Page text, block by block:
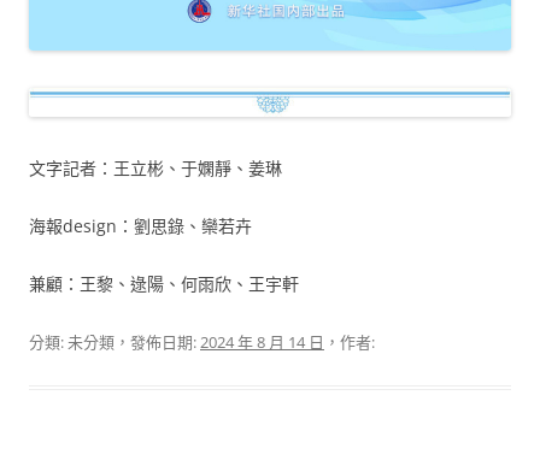
文字記者：王立彬、于嫻靜、姜琳
海報design：劉思錄、欒若卉
兼顧：王黎、逯陽、何雨欣、王宇軒
分類: 未分類，發佈日期: 2024 年 8 月 14 日 ，作者: